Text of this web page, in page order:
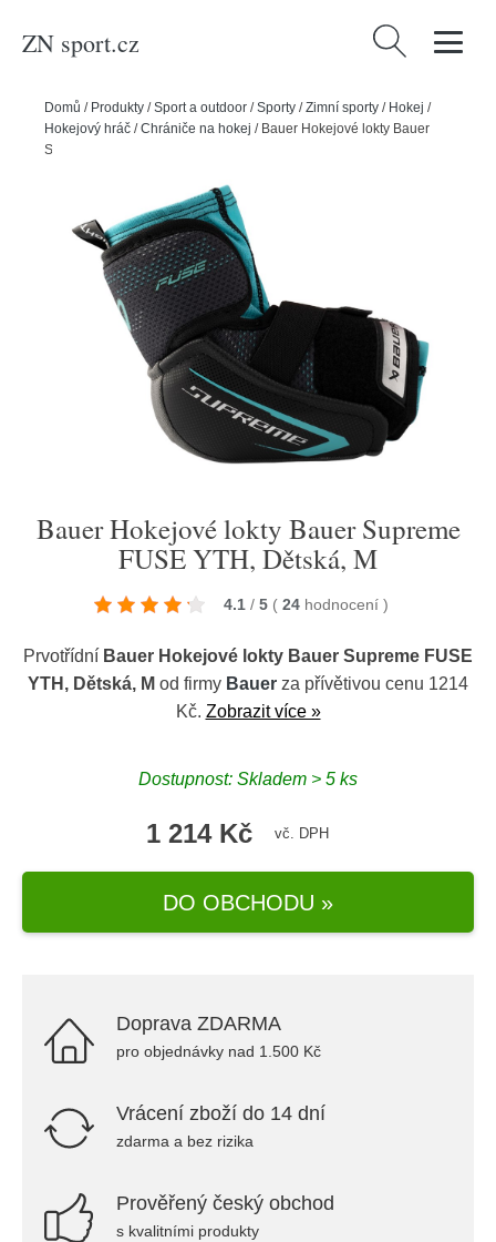
ZN sport.cz Vyhledávání
Domů / Produkty /Sport a outdoor /Sporty /Zimní sporty / Hokej /
Hokejový hráč /Chrániče na hokej / Bauer Hokejové lokty Bauer
Supreme FUSE YTH, Dětská, M
Bauer Hokejové lokty Bauer Supreme
FUSE YTH, Dětská, M
4.1 / 5 ( 24 hodnocení )
Prvotřídní Bauer Hokejové lokty Bauer Supreme FUSE
YTH, Dětská, M od firmy Bauer za přívětivou cenu 1214
Kč. Zobrazit více »
Dostupnost: Skladem > 5 ks
1 214 Kč vč. DPH
DO OBCHODU »
Doprava ZDARMA
pro objednávky nad 1.500 Kč
Vrácení zboží do 14 dní
zdarma a bez rizika
Prověřený český obchod
s kvalitními produkty